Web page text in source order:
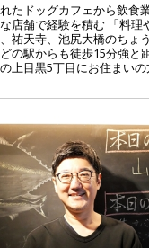
たドッグカフェから飲食
店舗で経験を積む 「料理
祐天寺、池尻大橋のちょ
の駅からも徒歩15分強と
上目黒5丁目にお住まい